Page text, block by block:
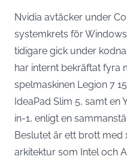
Nvidia avtäcker under
systemkrets för
tidigare gick under
har internt bekräftat fyra
spelmaskinen Legion 7
IdeaPad Slim 5, samt en
in-1, enligt en
Beslutet är ett brott med
arkitektur som Intel och